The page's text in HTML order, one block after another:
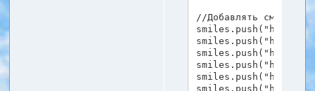
//Добавлять смайлики
smiles.push("http://
smiles.push("http://
smiles.push("http://
smiles.push("http://
smiles.push("http://
smiles.push("http://